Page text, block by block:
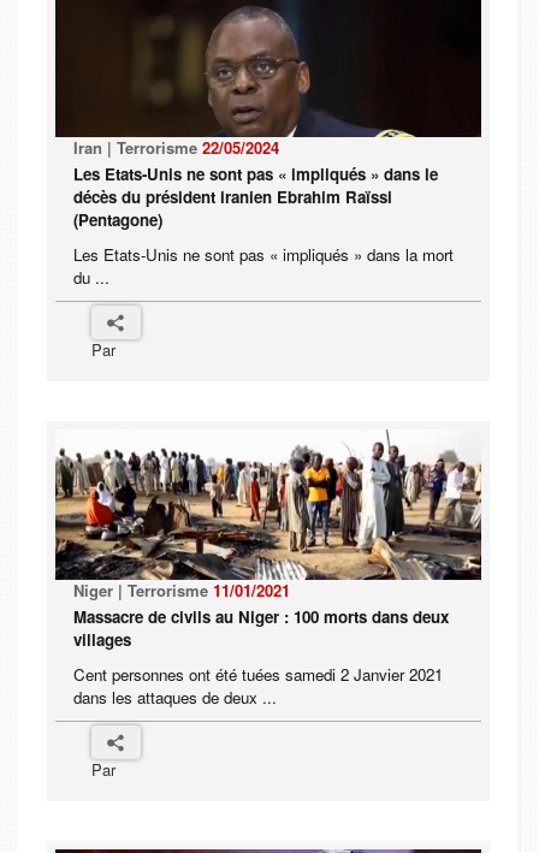
Iran | Terrorisme 22/05/2024
Les Etats-Unis ne sont pas « impliqués » dans le
décès du président iranien Ebrahim Raïssi
(Pentagone)
Les Etats-Unis ne sont pas « impliqués » dans la mort
du ...
Par
Niger | Terrorisme 11/01/2021
Massacre de civils au Niger : 100 morts dans deux
villages
Cent personnes ont été tuées samedi 2 Janvier 2021
dans les attaques de deux ...
Par